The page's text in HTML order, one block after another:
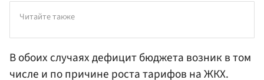
Читайте также
В обоих случаях дефицит бюджета возник в том
числе и по причине роста тарифов на ЖКХ.